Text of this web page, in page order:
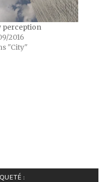
perception
2016
"City"
: